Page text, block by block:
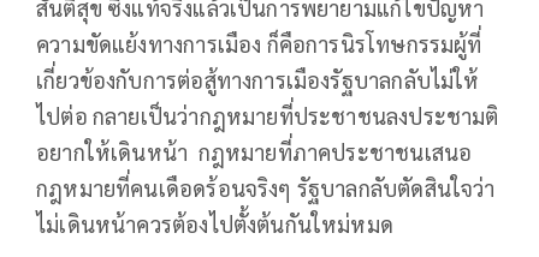
สันติสุข ซึ่งแท้จริงแล้วเป็นการพยายามแก้ไขปัญหา
ความขัดแย้งทางการเมือง ก็คือการนิรโทษกรรมผู้ที่
เกี่ยวข้องกับการต่อสู้ทางการเมืองรัฐบาลกลับไม่ให้
ไปต่อ กลายเป็นว่ากฎหมายที่ประชาชนลงประชามติ
อยากให้เดินหน้า กฎหมายที่ภาคประชาชนเสนอ
กฎหมายที่คนเดือดร้อนจริงๆ รัฐบาลกลับตัดสินใจว่า
ไม่เดินหน้าควรต้องไปตั้งต้นกันใหม่หมด